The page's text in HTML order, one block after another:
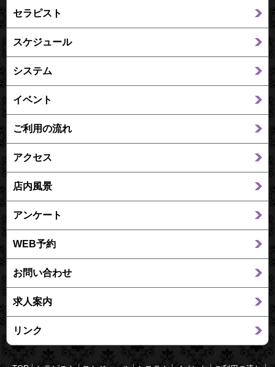
セラピスト
スケジュール
システム
イベント
ご利用の流れ
アクセス
店内風景
アンケート
WEB予約
お問い合わせ
求人案内
リンク